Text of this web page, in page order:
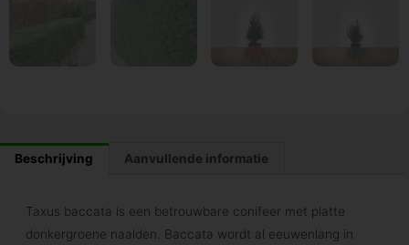
Beschrijving Aanvullende informatie
Taxus baccata is een betrouwbare conifeer met platte
donkergroene naalden. Baccata wordt al eeuwenlang in